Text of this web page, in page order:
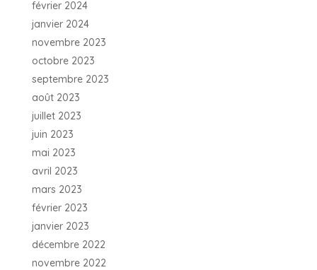
février 2024
janvier 2024
novembre 2023
octobre 2023
septembre 2023
août 2023
juillet 2023
juin 2023
mai 2023
avril 2023
mars 2023
février 2023
janvier 2023
décembre 2022
novembre 2022